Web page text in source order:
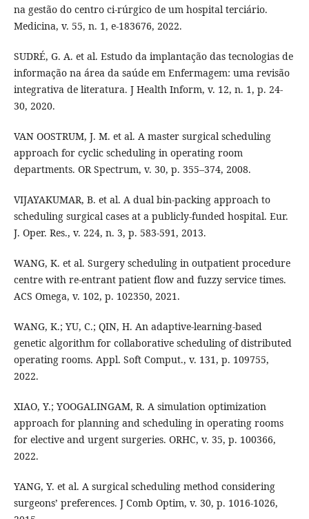
na gestão do centro ci-rúrgico de um hospital terciário.
Medicina, v. 55, n. 1, e-183676, 2022.
SUDRÉ, G. A. et al. Estudo da implantação das tecnologias de
informação na área da saúde em Enfermagem: uma revisão
integrativa de literatura. J Health Inform, v. 12, n. 1, p. 24-
30, 2020.
VAN OOSTRUM, J. M. et al. A master surgical scheduling
approach for cyclic scheduling in operating room
departments. OR Spectrum, v. 30, p. 355–374, 2008.
VIJAYAKUMAR, B. et al. A dual bin-packing approach to
scheduling surgical cases at a publicly-funded hospital. Eur.
J. Oper. Res., v. 224, n. 3, p. 583-591, 2013.
WANG, K. et al. Surgery scheduling in outpatient procedure
centre with re-entrant patient flow and fuzzy service times.
ACS Omega, v. 102, p. 102350, 2021.
WANG, K.; YU, C.; QIN, H. An adaptive-learning-based
genetic algorithm for collaborative scheduling of distributed
operating rooms. Appl. Soft Comput., v. 131, p. 109755,
2022.
XIAO, Y.; YOOGALINGAM, R. A simulation optimization
approach for planning and scheduling in operating rooms
for elective and urgent surgeries. ORHC, v. 35, p. 100366,
2022.
YANG, Y. et al. A surgical scheduling method considering
surgeons’ preferences. J Comb Optim, v. 30, p. 1016-1026,